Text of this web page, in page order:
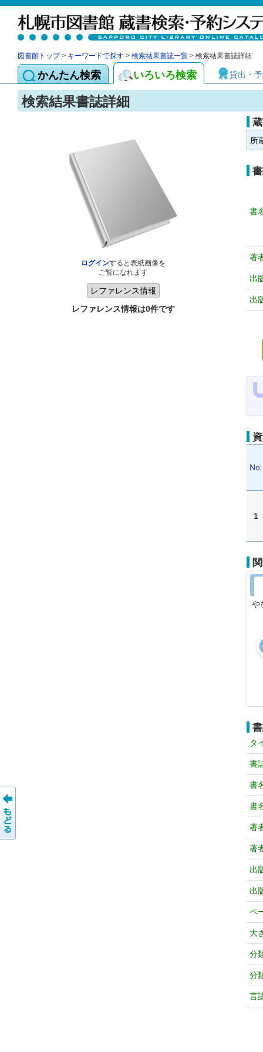
図書館トップ> キーワードで探す > 検索結果書誌一覧 > 検索結果書誌詳細
かんたん検索 いろいろ検索 貸出・
検索結果書誌詳細
ログインすると表紙画像を
ご覧になれます
レファレンス情報は0件です
所
書
著
出
出
No.
1
や
タ
書
書
書
著
著
出
出
ペ
大
分
分
言